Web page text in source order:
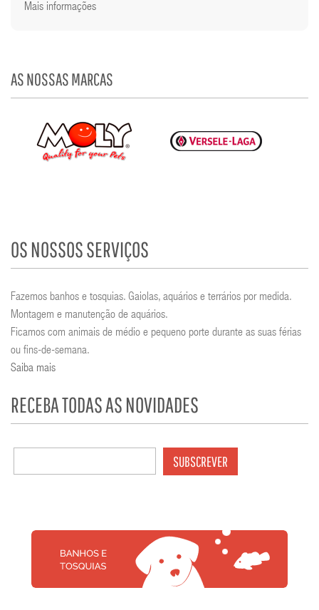
Mais informações
AS NOSSAS MARCAS
OS NOSSOS SERVIÇOS
Fazemos banhos e tosquias. Gaiolas, aquários e terrários por medida.
Montagem e manutenção de aquários.
Ficamos com animais de médio e pequeno porte durante as suas férias
ou fins-de-semana.
Saiba mais
RECEBA TODAS AS NOVIDADES
SUBSCREVER